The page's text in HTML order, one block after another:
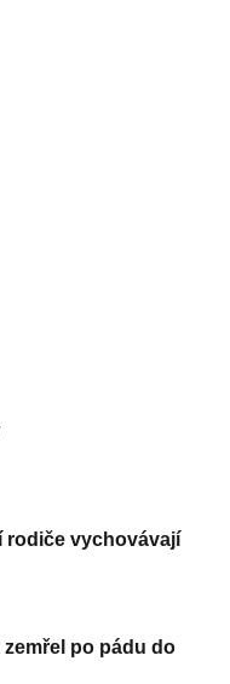
rodiče vychovávají
po pádu do